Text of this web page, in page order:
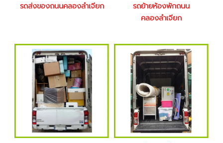
รถส่งของถนนคลองลำเจียก
รถย้ายห้องพักถนน
คลองลำเจียก